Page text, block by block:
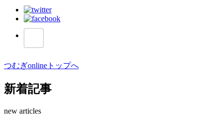
つむぎonlineトップへ
新着記事
new articles